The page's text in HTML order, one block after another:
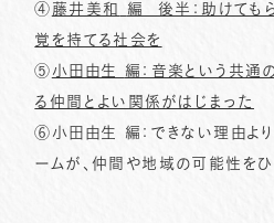
④ 藤井美和 編 後半：助けても
覚を持てる社会を
⑤ 小田由生 編：音楽という共通
る仲間とよい関係がはじまった
⑥ 小田由生 編： できない理由よ
ームが、仲間や地域の可能性をひ